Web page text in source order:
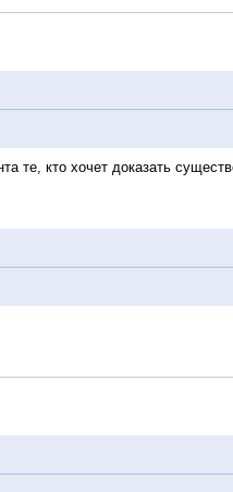
те, кто хочет доказать